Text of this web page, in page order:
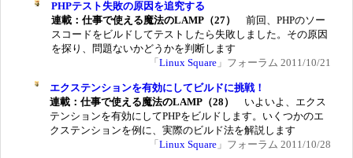
PHPテスト失敗の原因を追究する
連載：仕事で使える魔法のLAMP（27）
前回、PHPのソー
スコードをビルドしてテストしたら失敗しました。その原因
を探り、問題ないかどうかを判断します
「 Linux Square 」フォーラム 2011/10/21
エクステンションを有効にしてビルドに挑戦！
連載：仕事で使える魔法のLAMP（28）
いよいよ、エクス
テンションを有効にしてPHPをビルドします。いくつかのエ
クステンションを例に、実際のビルド法を解説します
「 Linux Square 」フォーラム 2011/10/28